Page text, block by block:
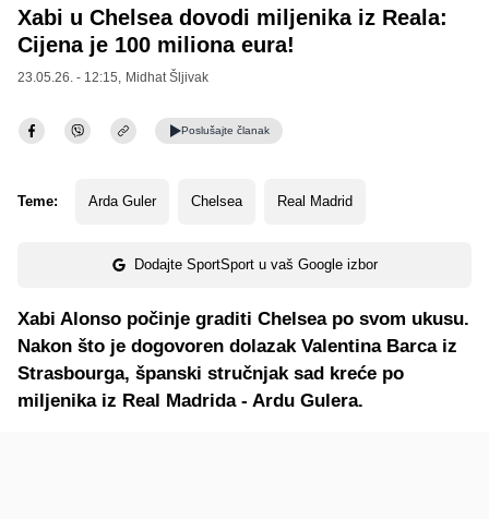
Xabi u Chelsea dovodi miljenika iz Reala:
Cijena je 100 miliona eura!
23.05.26. - 12:15, Midhat Šljivak
Poslušajte članak
Teme: Arda Guler Chelsea Real Madrid
Dodajte SportSport u vaš Google izbor
Xabi Alonso počinje graditi Chelsea po svom ukusu.
Nakon što je dogovoren dolazak Valentina Barca iz
Strasbourga, španski stručnjak sad kreće po
miljenika iz Real Madrida - Ardu Gulera.